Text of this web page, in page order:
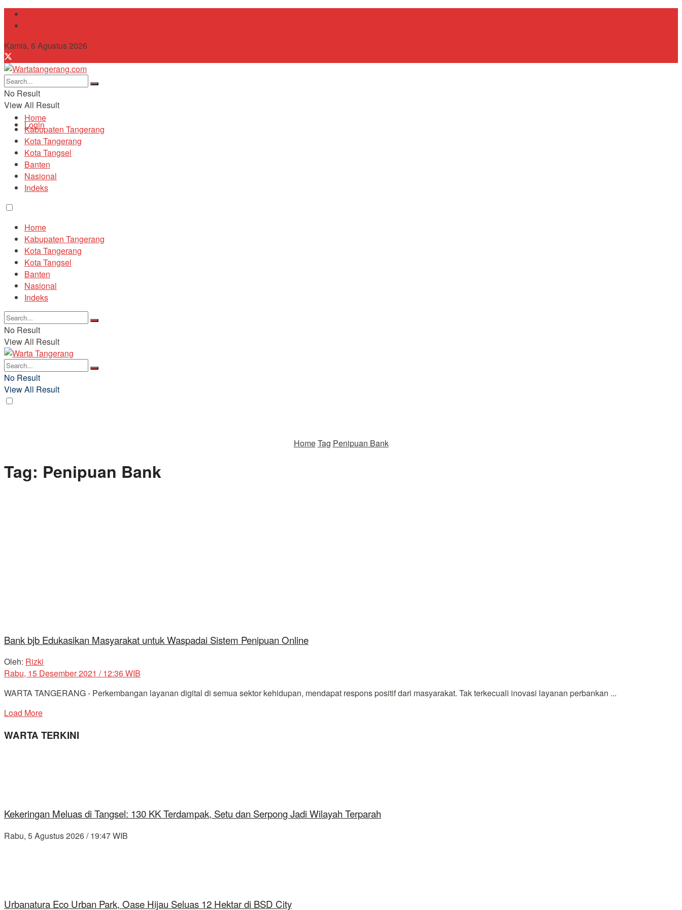
Kamis, 6 Agustus 2026
No Result
View All Result
Login
Home
Kabupaten Tangerang
Kota Tangerang
Kota Tangsel
Banten
Nasional
Indeks
Home
Kabupaten Tangerang
Kota Tangerang
Kota Tangsel
Banten
Nasional
Indeks
No Result
View All Result
No Result
View All Result
HomeTag Penipuan Bank
Tag: Penipuan Bank
Bank bjb Edukasikan Masyarakat untuk Waspadai Sistem Penipuan Online
Oleh: Rizki
Rabu, 15 Desember 2021 / 12:36 WIB
WARTA TANGERANG - Perkembangan layanan digital di semua sektor kehidupan, mendapat respons positif dari masyarakat. Tak terkecuali inovasi layanan perbankan ...
Load More
WARTA TERKINI
Kekeringan Meluas di Tangsel: 130 KK Terdampak, Setu dan Serpong Jadi Wilayah Terparah
Rabu, 5 Agustus 2026 / 19:47 WIB
Urbanatura Eco Urban Park, Oase Hijau Seluas 12 Hektar di BSD City